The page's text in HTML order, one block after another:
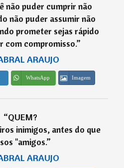
não puder cumprir não
não puder assumir não
prometer sejas rápido
com compromisso.”
ARAUJO
WhatsApp Imagem
“QUEM?
inimigos, antes do que
"amigos.”
ARAUJO